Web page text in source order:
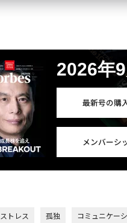
2026年
最新号の購
メンバーシ
ストレス 孤独 コミュニケー